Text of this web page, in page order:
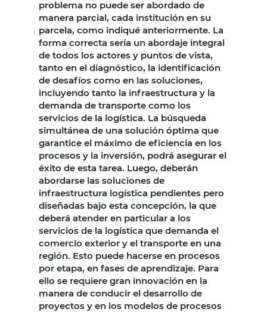
problema no puede ser abordado de
manera parcial, cada institución en su
parcela, como indiqué anteriormente. La
forma correcta sería un abordaje integral
de todos los actores y puntos de vista,
tanto en el diagnóstico, la identificación
de desafíos como en las soluciones,
incluyendo tanto la infraestructura y la
demanda de transporte como los
servicios de la logística. La búsqueda
simultánea de una solución óptima que
garantice el máximo de eficiencia en los
procesos y la inversión, podrá asegurar el
éxito de esta tarea. Luego, deberán
abordarse las soluciones de
infraestructura logística pendientes pero
diseñadas bajo esta concepción, la que
deberá atender en particular a los
servicios de la logística que demanda el
comercio exterior y el transporte en una
región. Esto puede hacerse en procesos
por etapa, en fases de aprendizaje. Para
ello se requiere gran innovación en la
manera de conducir el desarrollo de
proyectos y en los modelos de procesos